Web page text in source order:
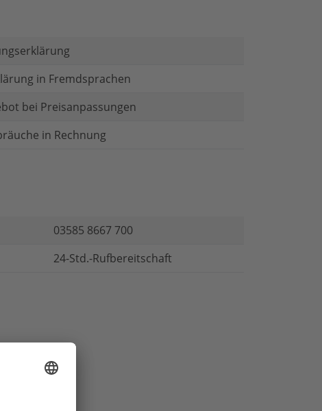
in Fremdsprachen
bei Preisanpassungen
in Rechnung
03585 8667 700
24-Std.-Rufbereitschaft